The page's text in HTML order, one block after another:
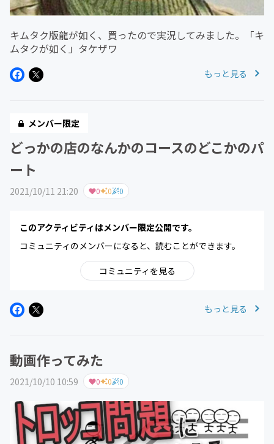
キムタク版龍が如く、買ったので実況してみました。「キ
ムタクが如く」タケザワ
もっと見る
メンバー限定
どっかの店のなんかのコースのどこかのパ
ート
2021/10/11 21:20 0 0 0
このアクティビティはメンバー限定公開です。
コミュニティのメンバーになると、読むことができます。
コミュニティを見る
もっと見る
動画作ってみた
2021/10/10 10:59 0 0 0